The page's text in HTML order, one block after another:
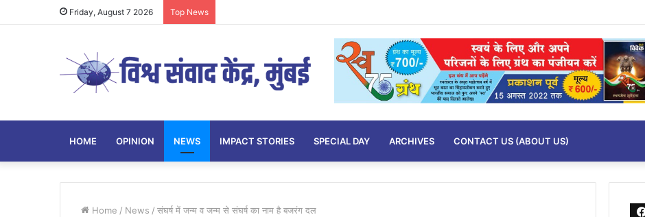
Friday, August 7 2026 Top News
HOME OPINION NEWS IMPACT STORIES SPECIAL DAY ARCHIVES CONTACT US (ABOUT US)
Home / News / संघर्ष में जन्म व जन्म से संघर्ष का नाम है बजरंग दल